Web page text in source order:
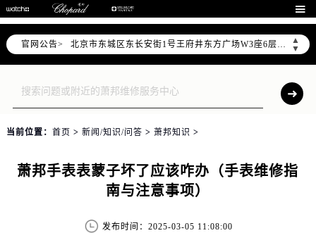

官网公告>
▲
▼
北京市朝阳区建国门外大街甲6号华熙国际中心D座11层1102室售后服务中心（需提前预约）
北京市东城区东长安街1号王府井东方广场W3座6层602室售后服务中心（需提前预约）
节假日正常营业！
当前位置： 首页 > 新闻/知识/问答 > 萧邦知识 >
萧邦手表表蒙子坏了应该咋办（手表维修指
南与注意事项）
发布时间：2025-03-05 11:08:00